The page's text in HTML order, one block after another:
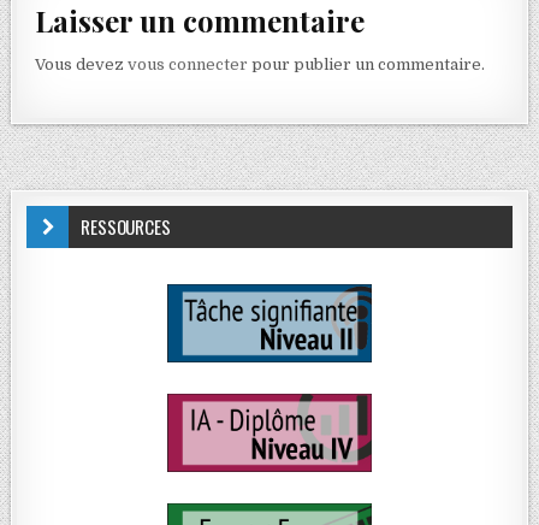
Laisser un commentaire
Vous devezvous connecter pour publier un commentaire.
RESSOURCES